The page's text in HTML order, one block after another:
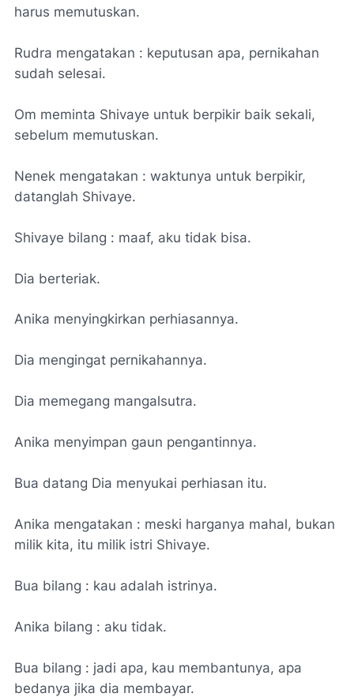
harus memutuskan.
Rudra mengatakan : keputusan apa, pernikahan
sudah selesai.
Om meminta Shivaye untuk berpikir baik sekali,
sebelum memutuskan.
Nenek mengatakan : waktunya untuk berpikir,
datanglah Shivaye.
Shivaye bilang : maaf, aku tidak bisa.
Dia berteriak.
Anika menyingkirkan perhiasannya.
Dia mengingat pernikahannya.
Dia memegang mangalsutra.
Anika menyimpan gaun pengantinnya.
Bua datang Dia menyukai perhiasan itu.
Anika mengatakan : meski harganya mahal, bukan
milik kita, itu milik istri Shivaye.
Bua bilang : kau adalah istrinya.
Anika bilang : aku tidak.
Bua bilang : jadi apa, kau membantunya, apa
bedanya jika dia membayar.